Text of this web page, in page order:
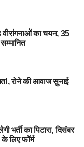
वीरांगनाओं का चयन, 35
रोने की आवाज सुनाई
भर्ती का पिटारा, दिसंबर
लिए फॉर्म